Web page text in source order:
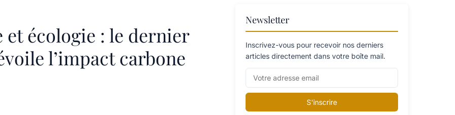
écologie : le dernier
l’impact carbone
Newsletter
Inscrivez-vous pour recevoir nos derniers
articles directement dans votre boîte mail.
S'inscrire